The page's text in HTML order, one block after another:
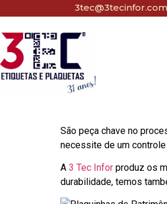
São peça chave no
necessite de um
A 3 Tec Infor produz os
durabilidade, temos